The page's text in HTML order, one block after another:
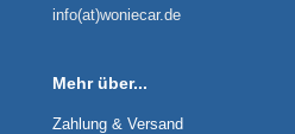
info(at)woniecar.de
Mehr über...
Zahlung & Versand